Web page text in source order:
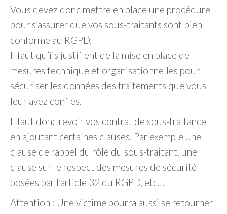
Vous devez donc mettre en place une procédure
pour s’assurer que vos sous-traitants sont bien
conforme au RGPD.
Il faut qu’ils justifient de la mise en place de
mesures technique et organisationnelles pour
sécuriser les données des traitements que vous
leur avez confiés.
Il faut donc revoir vos contrat de sous-traitance
en ajoutant certaines clauses. Par exemple une
clause de rappel du rôle du sous-traitant, une
clause sur le respect des mesures de sécurité
posées par l’article 32 du RGPD, etc…
Attention : Une victime pourra aussi se retourner